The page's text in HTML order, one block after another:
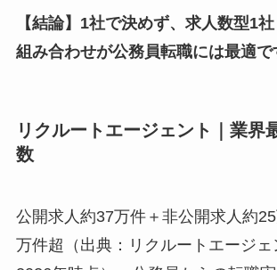
【結論】1社で決めず、求人数型1
組み合わせが公務員転職には最適で
リクルートエージェント｜業界
数
公開求人約37万件＋非公開求人約
万件超（出典：リクルートエージェ